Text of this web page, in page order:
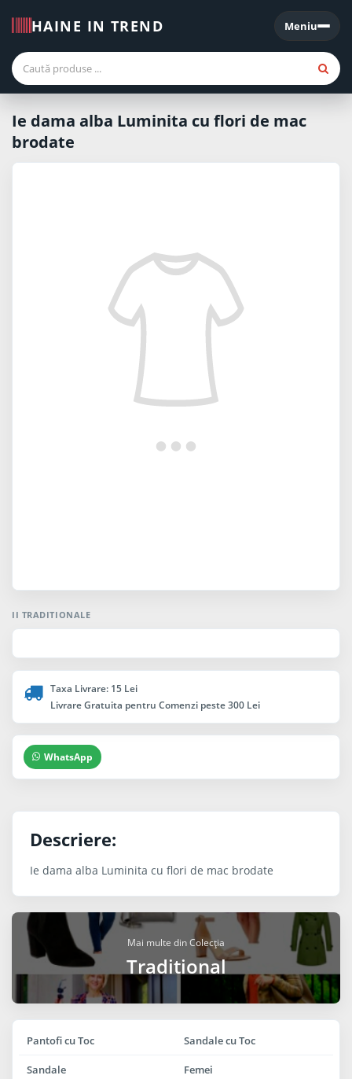
HAINE IN TREND Meniu
Meniu
Ie dama alba Luminita cu flori de mac
brodate
II TRADITIONALE
Taxa Livrare: 15 Lei
Livrare Gratuita pentru Comenzi peste 300 Lei
WhatsApp
Descriere:
Ie dama alba Luminita cu flori de mac brodate
Mai multe din Colecția
Traditional
Pantofi cu Toc Sandale cu Toc
Sandale Femei